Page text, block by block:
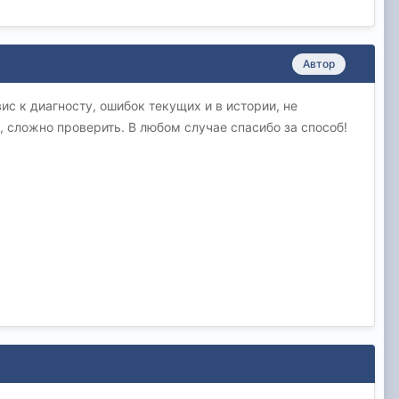
Автор
к диагносту, ошибок текущих и в истории, не
проверить. В любом случае спасибо за способ!